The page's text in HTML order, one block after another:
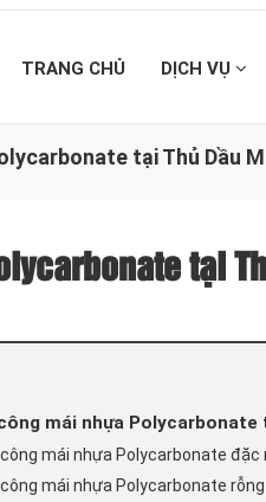
TRANG CHỦ DỊCH VỤ
tại Thủ Dầu
tại
mái nhựa Polycarbonate
mái nhựa Polycarbonate
mái nhựa Polycarbonate